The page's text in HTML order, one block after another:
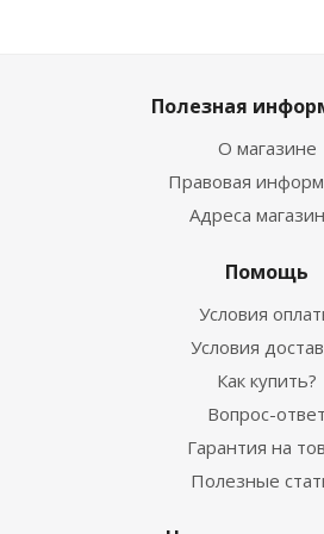
Полезная
О магазине
Правовая
Адреса
Помощь
Условия
Условия
Как купить?
Вопрос-ответ
Гарантия на
Полезные